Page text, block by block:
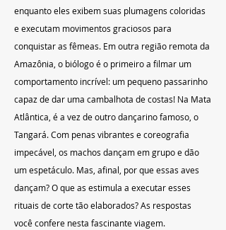
enquanto eles exibem suas plumagens coloridas
e executam movimentos graciosos para
conquistar as fêmeas. Em outra região remota da
Amazônia, o biólogo é o primeiro a filmar um
comportamento incrível: um pequeno passarinho
capaz de dar uma cambalhota de costas! Na Mata
Atlântica, é a vez de outro dançarino famoso, o
Tangará. Com penas vibrantes e coreografia
impecável, os machos dançam em grupo e dão
um espetáculo. Mas, afinal, por que essas aves
dançam? O que as estimula a executar esses
rituais de corte tão elaborados? As respostas
você confere nesta fascinante viagem.